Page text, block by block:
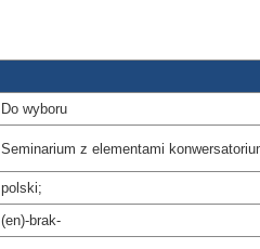
Do wyboru
Seminarium z elementami
polski;
(en)-brak-